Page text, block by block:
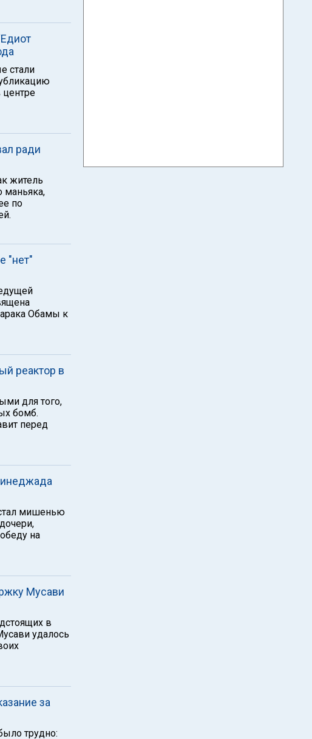
стали
центре
ради
житель
маньяка,
по
"нет"
Обамы к
реактор в
для того,
бомб.
перед
мишенью
на
Мусави
в
удалось
за
трудно: